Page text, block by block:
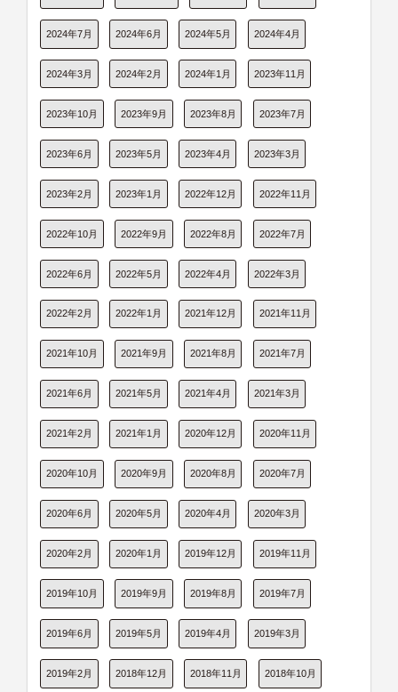
2024年7月 2024年6月 2024年5月 2024年4月
2024年3月 2024年2月 2024年1月 2023年11月
2023年10月 2023年9月 2023年8月 2023年7月
2023年6月 2023年5月 2023年4月 2023年3月
2023年2月 2023年1月 2022年12月 2022年11月
2022年10月 2022年9月 2022年8月 2022年7月
2022年6月 2022年5月 2022年4月 2022年3月
2022年2月 2022年1月 2021年12月 2021年11月
2021年10月 2021年9月 2021年8月 2021年7月
2021年6月 2021年5月 2021年4月 2021年3月
2021年2月 2021年1月 2020年12月 2020年11月
2020年10月 2020年9月 2020年8月 2020年7月
2020年6月 2020年5月 2020年4月 2020年3月
2020年2月 2020年1月 2019年12月 2019年11月
2019年10月 2019年9月 2019年8月 2019年7月
2019年6月 2019年5月 2019年4月 2019年3月
2019年2月 2018年12月 2018年11月 2018年10月